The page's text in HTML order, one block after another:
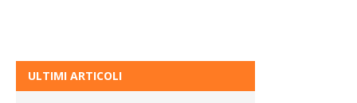
ULTIMI ARTICOLI